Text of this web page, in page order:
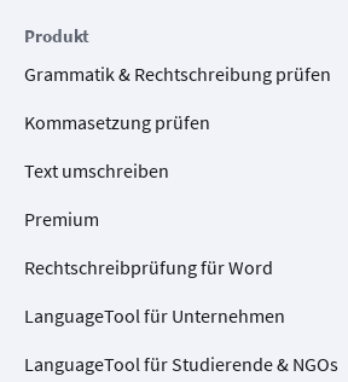
Produkt
Grammatik & Rechtschreibung prüfen
Kommasetzung prüfen
Text umschreiben
Premium
Rechtschreibprüfung für Word
LanguageTool für Unternehmen
LanguageTool für Studierende & NGOs